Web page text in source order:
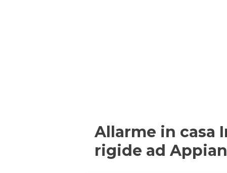
Allarme in casa
rigide ad